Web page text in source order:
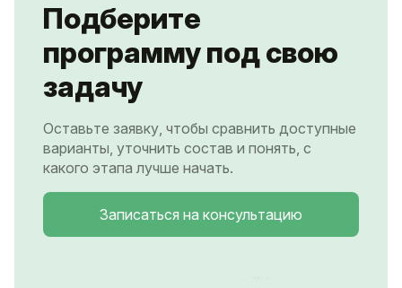
Подберите
программу под свою
задачу
Оставьте заявку, чтобы сравнить доступные
варианты, уточнить состав и понять, с
какого этапа лучше начать.
Записаться на консультацию